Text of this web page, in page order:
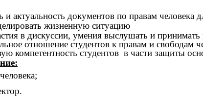
и актуальность документов по правам
жизненную ситуацию
в дискуссии, умения выслушать и
отношение студентов к правам и
компетентность студентов в части защиты